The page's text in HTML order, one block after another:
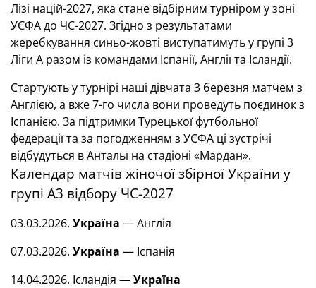
Лізі націй-2027, яка стане відбірним турніром у зоні
УЄФА до ЧС-2027. Згідно з результатами
жеребкування синьо-жовті виступатимуть у групі 3
Ліги А разом із командами Іспанії, Англії та Ісландії.
Стартують у турнірі наші дівчата 3 березня матчем з
Англією, а вже 7-го числа вони проведуть поєдинок з
Іспанією. За підтримки Турецької футбольної
федерації та за погодженням з УЄФА ці зустрічі
відбудуться в Антальї на стадіоні «Мардан».
Календар матчів жіночої збірної України у
групі А3 відбору ЧС-2027
03.03.2026. Україна — Англія
07.03.2026. Україна — Іспанія
14.04.2026. Ісландія —Україна